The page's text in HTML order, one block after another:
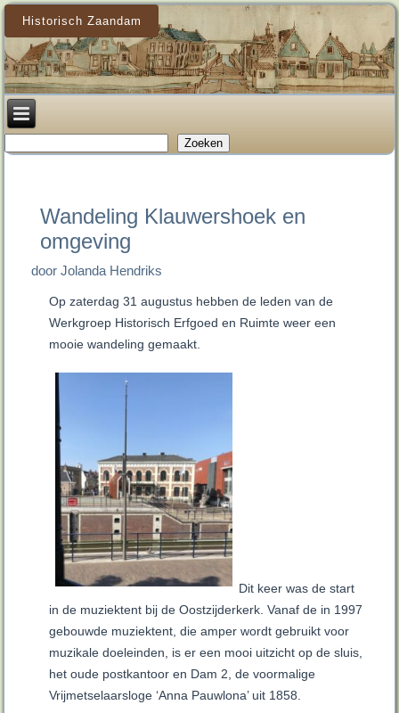
Historisch Zaandam
Zoeken
Wandeling Klauwershoek en
omgeving
door Jolanda Hendriks
Op zaterdag 31 augustus hebben de leden van de
Werkgroep Historisch Erfgoed en Ruimte weer een
mooie wandeling gemaakt.
Dit keer was de start
in de muziektent bij de Oostzijderkerk. Vanaf de in 1997
gebouwde muziektent, die amper wordt gebruikt voor
muzikale doeleinden, is er een mooi uitzicht op de sluis,
het oude postkantoor en Dam 2, de voormalige
Vrijmetselaarsloge ‘Anna Pauwlona’ uit 1858.